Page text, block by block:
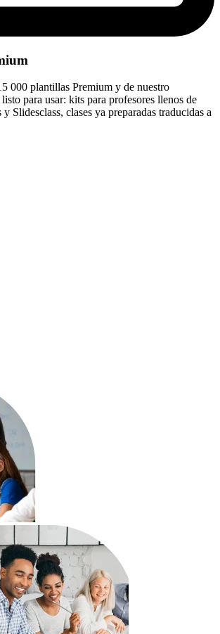
000 plantillas Premium y de nuestro
para usar: kits para profesores llenos de
Slidesclass, clases ya preparadas traducidas a